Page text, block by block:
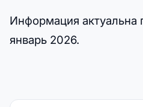
Информация актуальна
январь 2026.